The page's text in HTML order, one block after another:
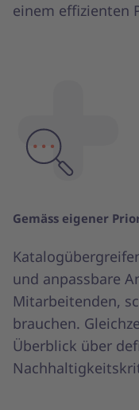
einem effizienten
Gemäss eigener
und anpassbare
Mitarbeitenden,
brauchen.
Überblick über